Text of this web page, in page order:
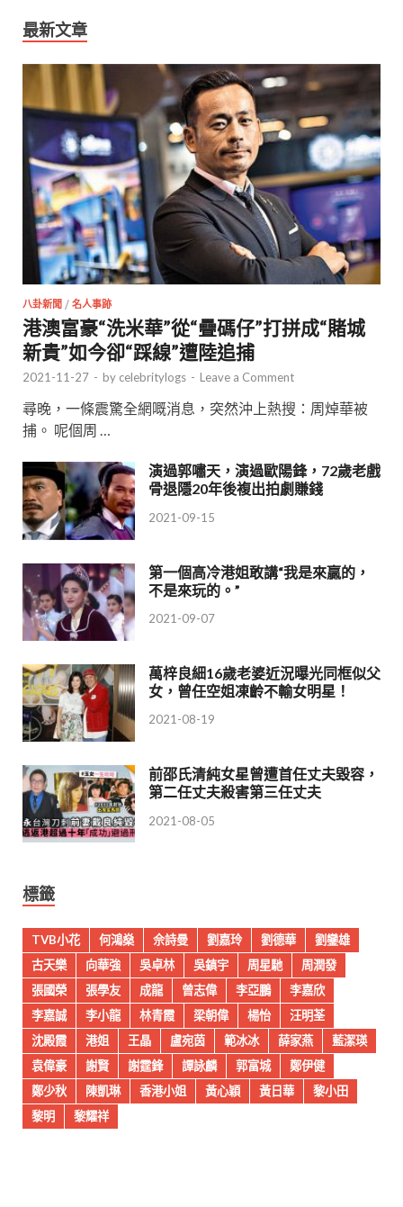
最新文章
八卦新聞 / 名人事跡
港澳富豪“洗米華”從“疊碼仔”打拼成“賭城
新貴”如今卻“踩線”遭陸追捕
2021-11-27 - by celebritylogs - Leave a Comment
尋晚，一條震驚全網嘅消息，突然沖上熱搜：周焯華被
捕。 呢個周 …
演過郭嘯天，演過歐陽鋒，72歲老戲
骨退隱20年後複出拍劇賺錢
2021-09-15
第一個高冷港姐敢講“我是來贏的，
不是來玩的。”
2021-09-07
萬梓良細16歲老婆近況曝光同框似父
女，曾任空姐凍齡不輸女明星！
2021-08-19
前邵氏清純女星曾遭首任丈夫毀容，
第二任丈夫殺害第三任丈夫
2021-08-05
標籤
TVB小花 何鴻燊 佘詩曼 劉嘉玲 劉德華
劉鑾雄
古天樂
向華強 吳卓林 吳鎮宇 周星馳
周潤發
張國榮
張學友 成龍 曾志偉 李亞鵬
李嘉欣
李嘉誠
李小龍 林青霞 梁朝偉 楊怡
汪明荃
沈殿霞
港姐 王晶 盧宛茵 範冰冰 薛家燕
藍潔瑛
袁偉豪
謝賢 謝霆鋒 譚詠麟 郭富城
鄭伊健
鄭少秋
陳凱琳 香港小姐 黃心穎 黃日華
黎小田
黎明
黎耀祥